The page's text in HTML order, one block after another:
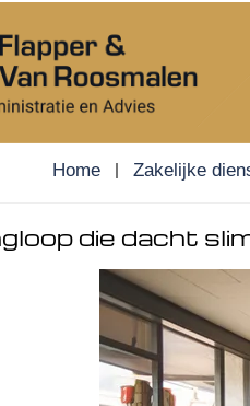
Home Zakelijke
die dacht